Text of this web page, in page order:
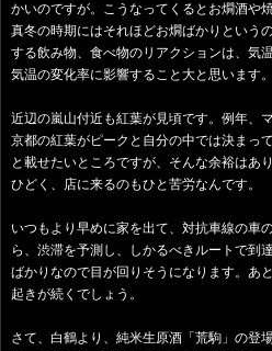
かいのですが。こうなってくるとお燗酒や
真冬の時期にはそれほどお燗ばかりという
する飲み物、食べ物のリアクションは、気
気温の変化率に影響すること大と思います。
近辺の嵐山付近も紅葉が見頃です。例年、
京都の紅葉がピークと自分の中では決まっ
と載せたいところですが、そんな余裕はあ
ひどく、店に来るのもひと苦労なんです。
いつもより早めに家を出て、対抗車線の車
ら、渋滞を予測し、しかるべきルートで到
ばかりなので目が回りそうになります。あ
起きが続くでしょう。
さて、白鶴より、純米生原酒「荒駒」の登